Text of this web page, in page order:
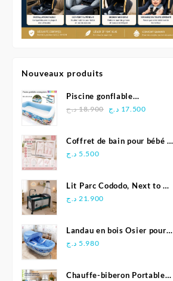
Nouveaux produits
Piscine gonflable
rectangulaire 305 x 183 x
18.900د.ج
Le
était :
17.500 د.ج
Le
est :
Coffret de bain pour bébé 5
pièces - Bebelinna
5.500 د.ج
Lit Parc Cododo, Next to Me
2en1 – Pingouin
21.900 د.ج
Landau en bois Osier pour
bébé5.980 د.ج
Chauffe-biberon Portable